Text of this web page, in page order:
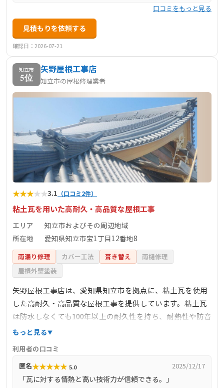
口コミをもっと見る
見積もりを依頼する
確認日：2026-07-21
知立市
5位
矢野屋根工事店
知立市の屋根修理業者
★★★★★3.1 （口コミ2件）
粘土瓦を用いた高耐久・高品質な屋根工事
エリア
知立市およびその周辺地域
所在地
愛知県知立市宝1丁目12番地8
雨漏り修理 カバー工法 葺き替え
雨樋修理
屋根外壁塗装
矢野屋根工事店は、愛知県知立市を拠点に、粘土瓦を使用
した高耐久・高品質な屋根工事を提供しています。粘土瓦
は防水しなくても100年以上の耐久性を持ち、耐熱性や防音
性にも優れています。同社では、国が定めた『ガイドライ
います。2019年には厚生労働省より「現代の名工」に選ば
れ、2021年には「黄綬褒章」を受章するなど、その技術力
と実績が高く評価されています。
もっと見る
利用者の口コミ
匿名★★★★★ 5.0 2025/12/17
「瓦に対する情熱と高い技術力が信頼できる。」